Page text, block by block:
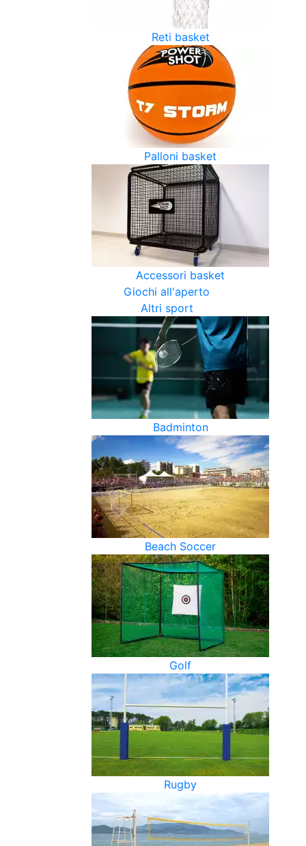
Reti basket
Palloni basket
Accessori basket
Giochi all'aperto
Altri sport
Badminton
Beach Soccer
Golf
Rugby